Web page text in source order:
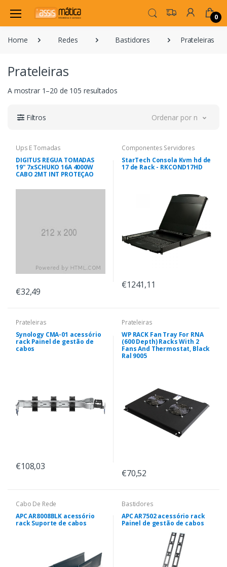
0
Home Redes Bastidores Prateleiras
Prateleiras
A mostrar 1–20 de 105 resultados
Filtros Ordenar por novidade
Ups E Tomadas
DIGITUS REGUA TOMADAS
19" 7xSCHUKO 16A 4000W
CABO 2MT INT PROTEÇAO
€32,49
Componentes Servidores
StarTech Consola Kvm hd de
17 de Rack - RKCOND17HD
€1241,11
Prateleiras
Synology CMA-01 acessório
rack Painel de gestão de
cabos
€108,03
Prateleiras
WP RACK Fan Tray For RNA
(600 Depth) Racks With 2
Fans And Thermostat, Black
Ral 9005
€70,52
Cabo De Rede
APC AR8008BLK acessório
rack Suporte de cabos
Bastidores
APC AR7502 acessório rack
Painel de gestão de cabos